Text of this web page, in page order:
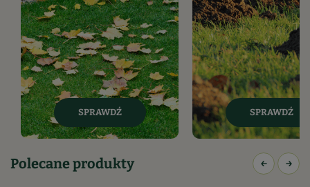
SPRAWDŹ SPRAWDŹ
Polecane produkty